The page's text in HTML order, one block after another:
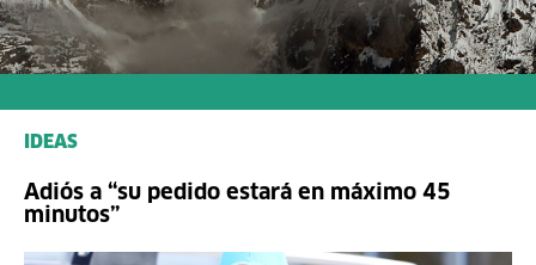
IDEAS
Adiós a “su pedido estará en máximo 45
minutos”